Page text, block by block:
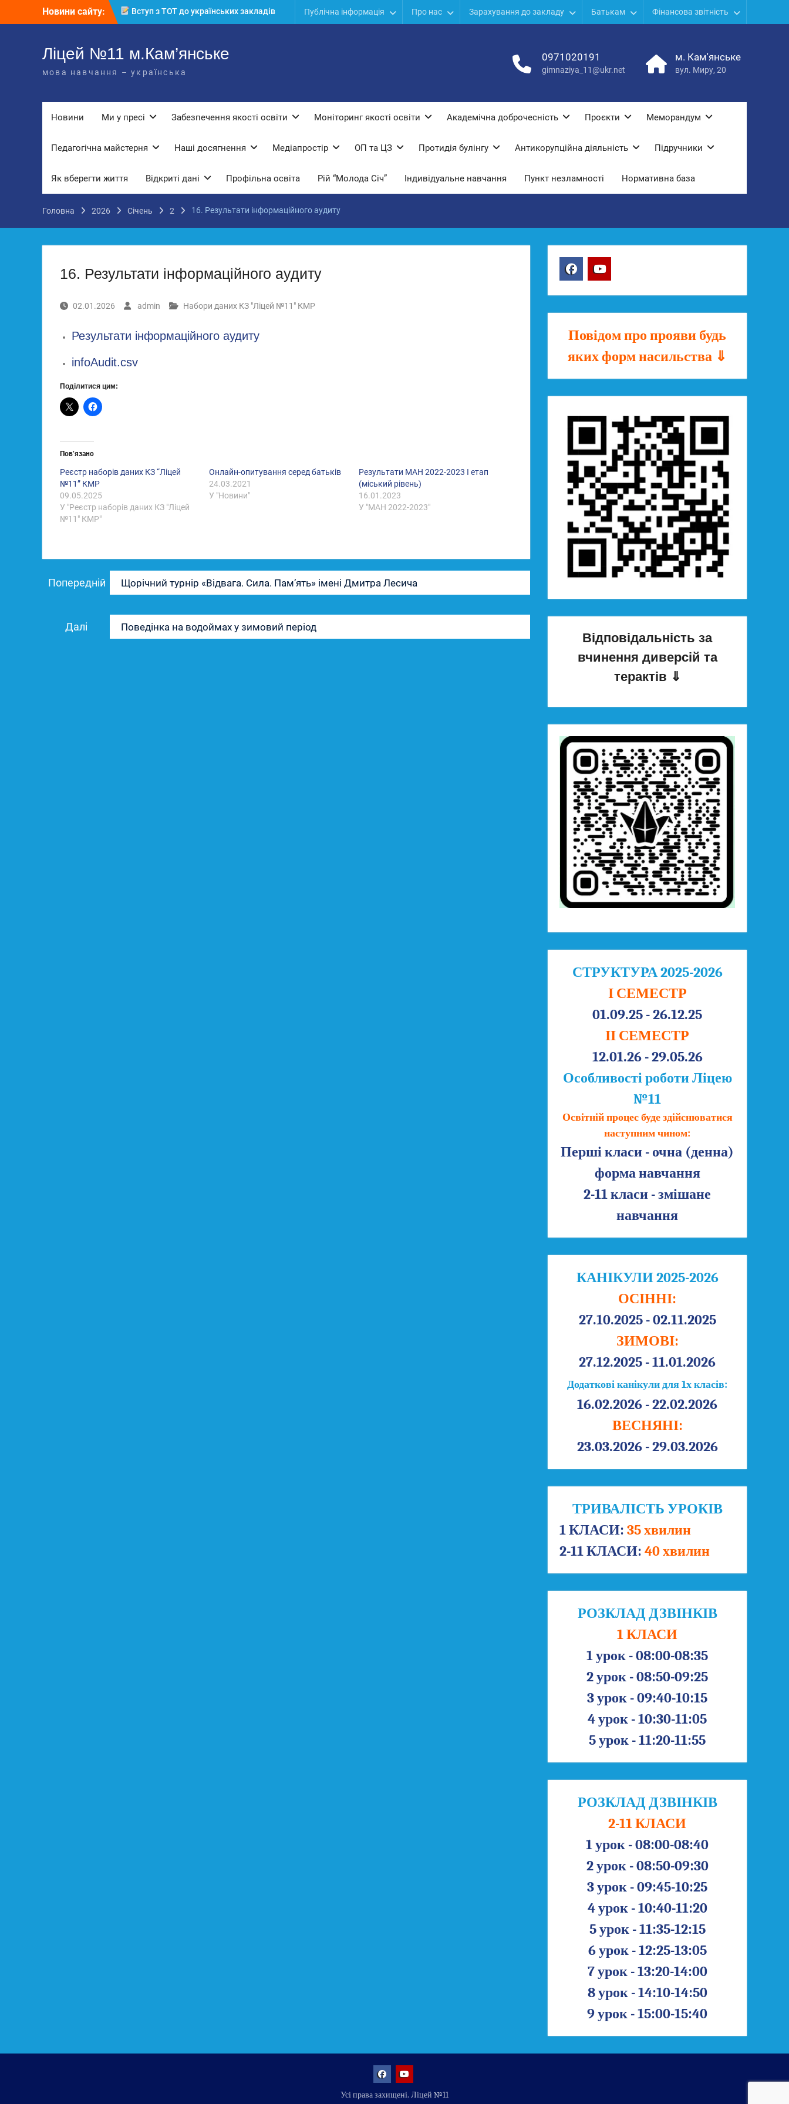
Новини сайту:
Вступ з ТОТ до українських закладів
освіти: міф чи правда? Перевірте свої
КЗ «Ліцей №11» запрошує до своєї
команди!
3 страхи, які найчастіше заважають
Публічна інформація Про нас Зарахування до закладу Батькам Фінансова звітність
Ліцей №11 м.Кам’янське
мова навчання – українська
0971020191
gimnaziya_11@ukr.net
м. Кам'янське
вул. Миру, 20
Новини Ми у пресі Забезпечення якості освіти Моніторинг якості освіти Академічна доброчесність Проєкти Меморандум
Педагогічна майстерня Наші досягнення Медіапростір ОП та ЦЗ Протидiя булiнгу Антикорупційна діяльність Підручники
Як вберегти життя Відкриті дані Профільна освіта Рій “Молода Січ” Індивідуальне навчання Пункт незламності Нормативна база
Головна 2026 Січень 2 16. Результати інформаційного аудиту
16. Результати інформаційного аудиту
02.01.2026 admin Набори даних КЗ "Ліцей №11" КМР
Результати інформаційного аудиту
infoAudit.csv
Поділитися цим:
Пов’язано
Реєстр наборів даних КЗ “Ліцей
№11” КМР
09.05.2025
У "Реєстр наборів даних КЗ "Ліцей
№11" КМР"
Онлайн-опитування серед батьків
24.03.2021
У "Новини"
Результати МАН 2022-2023 І етап
(міський рівень)
16.01.2023
У "МАН 2022-2023"
записів
Попередній
Попередній
запис:
Щорічний турнір «Відвага. Сила. Пам’ять» імені Дмитра Лесича
Далі
Наступний
запис:
Поведінка на водоймах у зимовий період
Повідом про прояви будь
яких форм насильства ⇓
Відповідальність за
вчинення диверсій та
терактів ⇓
СТРУКТУРА 2025-2026
І СЕМЕСТР
01.09.25 - 26.12.25
ІІ СЕМЕСТР
12.01.26 - 29.05.26
Особливості роботи Ліцею
№11
Освітній процес буде здійснюватися
наступним чином:
Перші класи - очна (денна)
форма навчання
2-11 класи - змішане
навчання
КАНІКУЛИ 2025-2026
ОСІННІ:
27.10.2025 - 02.11.2025
ЗИМОВІ:
27.12.2025 - 11.01.2026
Додаткові канікули для 1х класів:
16.02.2026 - 22.02.2026
ВЕСНЯНІ:
23.03.2026 - 29.03.2026
ТРИВАЛІСТЬ УРОКІВ
1 КЛАСИ: 35 хвилин
2-11 КЛАСИ: 40 хвилин
РОЗКЛАД ДЗВІНКІВ
1 КЛАСИ
1 урок - 08:00-08:35
2 урок - 08:50-09:25
3 урок - 09:40-10:15
4 урок - 10:30-11:05
5 урок - 11:20-11:55
РОЗКЛАД ДЗВІНКІВ
2-11 КЛАСИ
1 урок - 08:00-08:40
2 урок - 08:50-09:30
3 урок - 09:45-10:25
4 урок - 10:40-11:20
5 урок - 11:35-12:15
6 урок - 12:25-13:05
7 урок - 13:20-14:00
8 урок - 14:10-14:50
9 урок - 15:00-15:40
Усі права захищені. Ліцей №11